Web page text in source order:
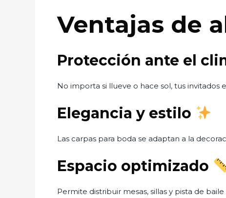
Ventajas de
Protección ante el
No importa si llueve o hace sol, tus invitados
Elegancia y estilo
Las carpas para boda se adaptan a la
Espacio optimizado
Permite distribuir mesas, sillas y pista de